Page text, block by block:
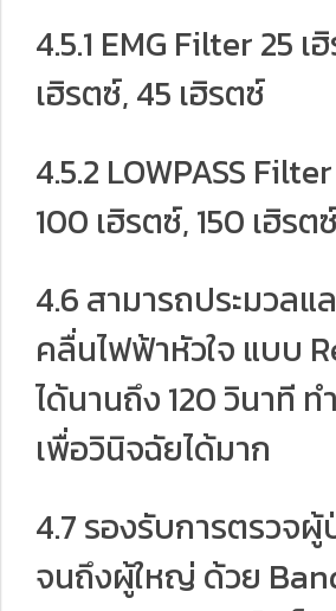
4.5.1 EMG Filter 25 เ
เฮิรตซ์, 45 เฮิรตซ์
4.5.2 LOWPASS
100 เฮิรตซ์, 150 เฮิรต
4.6 สามารถประมวลแ
คลื่นไฟฟ้าหัวใจ แบบ
ได้นานถึง 120 วินาที ท
เพื่อวินิจฉัยได้มาก
4.7 รองรับการตรวจผู้
จนถึงผู้ใหญ่ ด้วย